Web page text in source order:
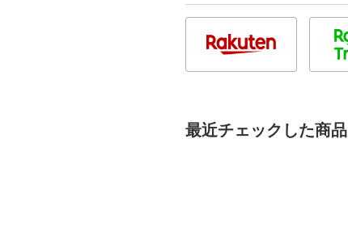
最近チェックした商品